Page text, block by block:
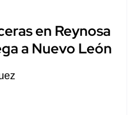
en Reynosa
a Nuevo León